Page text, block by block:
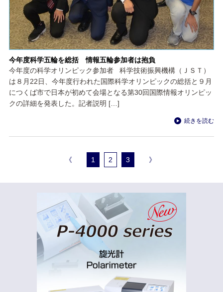
今年度科学五輪を総括 情報五輪参加者は抱負
今年度の科学オリンピック参加者 科学技術振興機構（ＪＳＴ）
は８月22日、今年度行われた国際科学オリンピックの総括と９月
につくば市で日本が初めて会場となる第30回国際情報オリンピッ
クの詳細を発表した。記者説明 […]
続きを読む
《 1 2 3 》